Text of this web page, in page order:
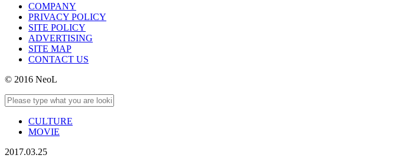
COMPANY
PRIVACY POLICY
SITE POLICY
ADVERTISING
SITE MAP
CONTACT US
© 2016 NeoL
CULTURE
MOVIE
2017.03.25